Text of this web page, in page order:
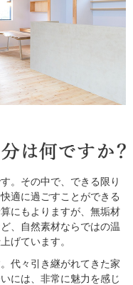
。その中で、できる限り
適に過ごすことができる
にもよりますが、無垢材
、自然素材ならではの温
げています。
代々引き継がれてきた家
には、非常に魅力を感じ